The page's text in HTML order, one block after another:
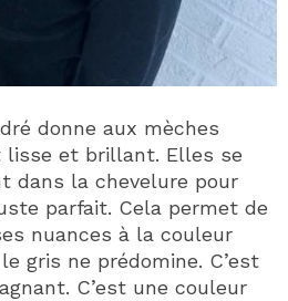
donne aux mèches
lisse et brillant. Elles se
dans la chevelure pour
parfait. Cela permet de
nuances à la couleur
gris ne prédomine. C’est
C’est une couleur